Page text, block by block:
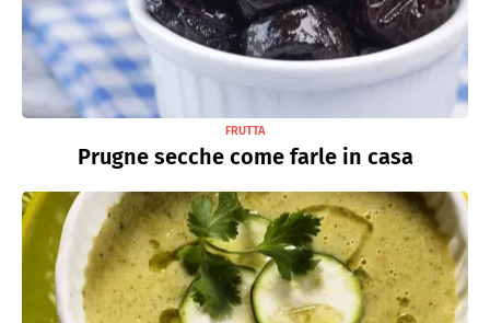
FRUTTA
Prugne secche come farle in casa